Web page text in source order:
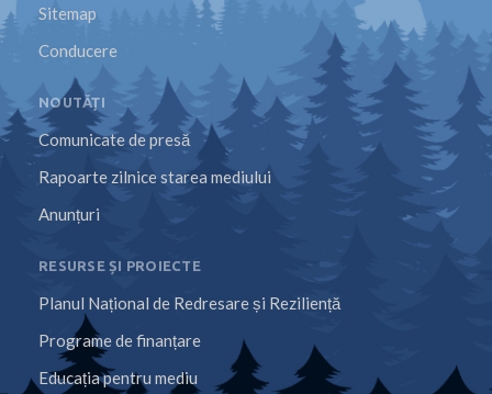
Sitemap
Conducere
NOUTĂȚI
Comunicate de presă
Rapoarte zilnice starea mediului
Anunțuri
RESURSE ȘI PROIECTE
Planul Național de Redresare și Reziliență
Programe de finanțare
Educația pentru mediu